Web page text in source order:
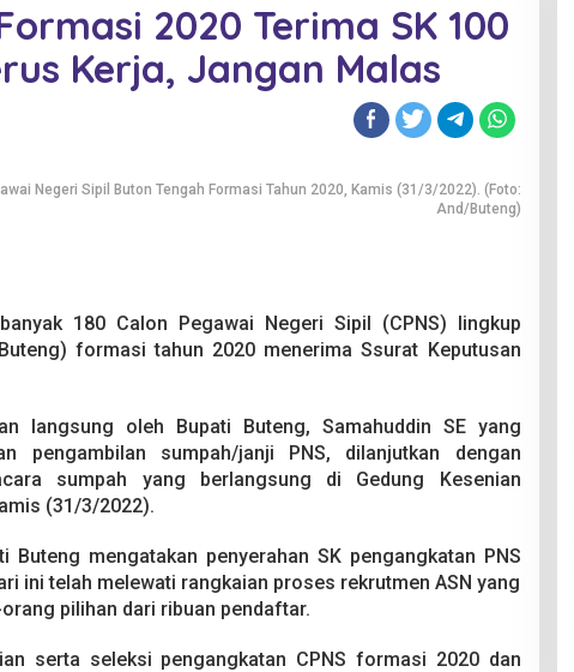
2020 Terima SK 100
Kerja, Jangan Malas
Negeri Sipil Buton Tengah Formasi Tahun 2020, Kamis (31/3/2022). (Foto:
And/Buteng)
180 Calon Pegawai Negeri Sipil (CPNS) lingkup
formasi tahun 2020 menerima Ssurat Keputusan
langsung oleh Bupati Buteng, Samahuddin SE yang
pengambilan sumpah/janji PNS, dilanjutkan dengan
sumpah yang berlangsung di Gedung Kesenian
(31/3/2022).
Buteng mengatakan penyerahan SK pengangkatan PNS
ini telah melewati rangkaian proses rekrutmen ASN yang
pilihan dari ribuan pendaftar.
serta seleksi pengangkatan CPNS formasi 2020 dan